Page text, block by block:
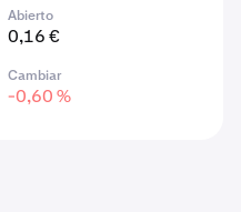
Abierto
0,16 €
Cambiar
-0,60 %